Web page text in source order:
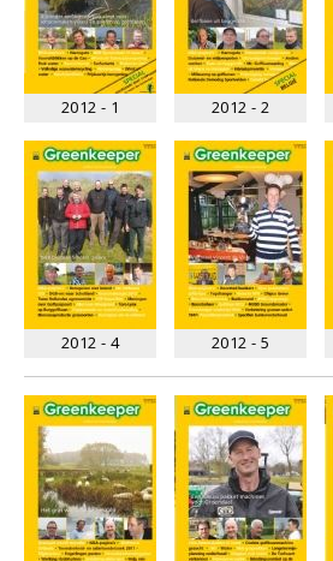
2012 - 1 2012 - 2
2012 - 4 2012 - 5